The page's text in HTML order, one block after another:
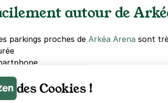
autour de
parkings proches de Arkéa Arena sont
votre stationnement
des Cookies !